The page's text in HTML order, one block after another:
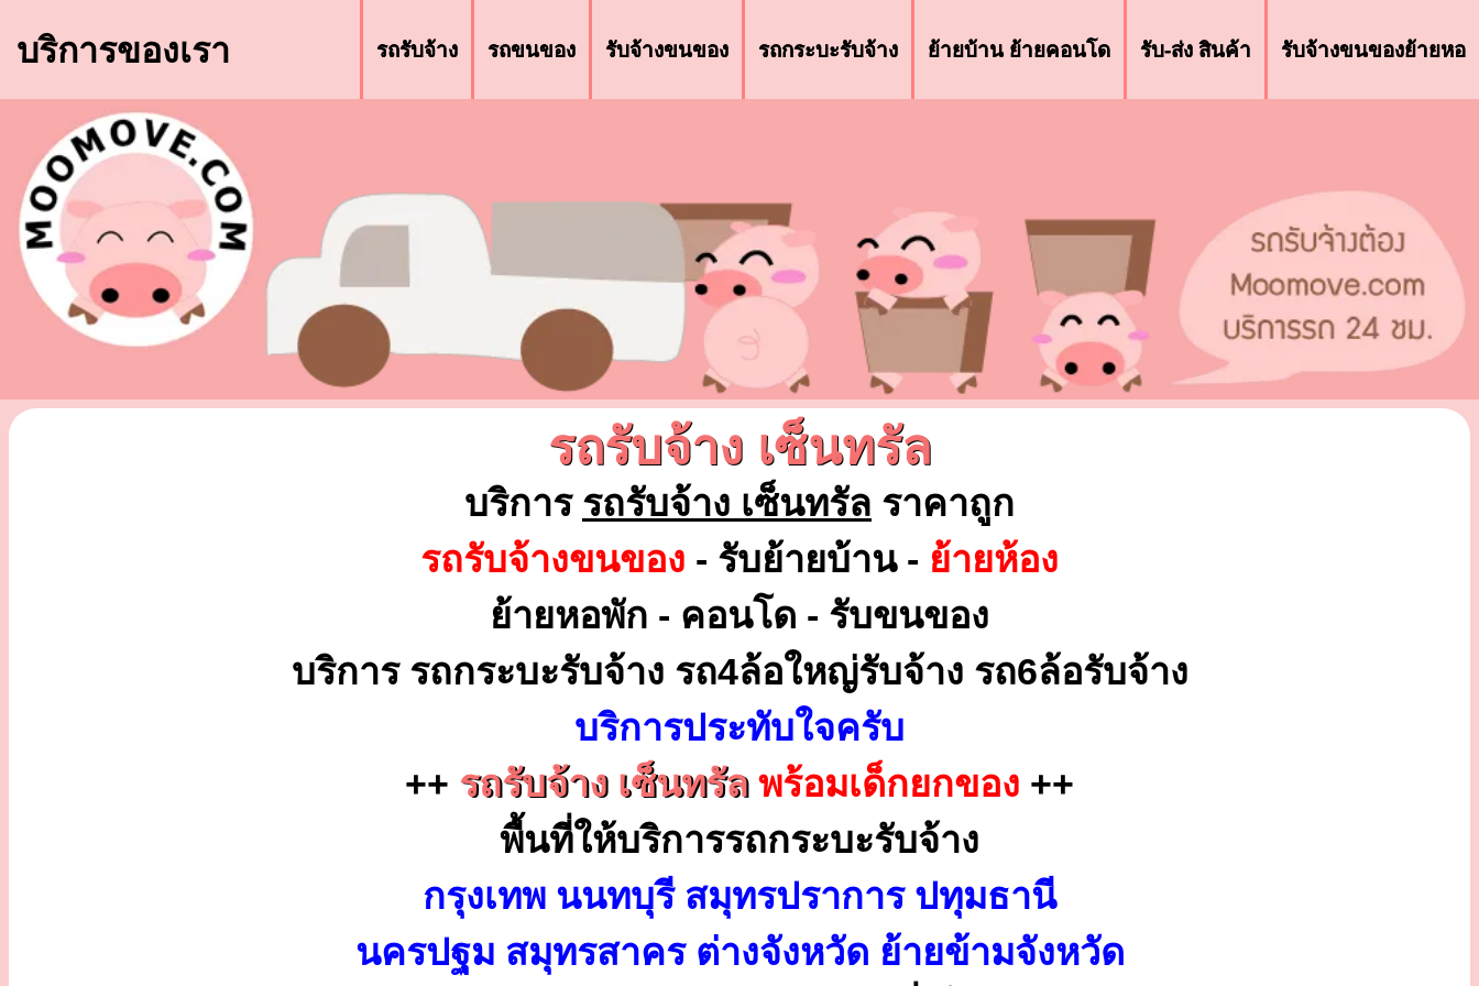
บริการของเรา รถรับจ้าง รถขนของ รับจ้างขนของ รถกระบะรับจ้าง ย้ายบ้าน ย้ายคอนโด รับ-ส่ง สินค้า รับจ้างขนของย้ายหอ
รถรับจ้าง เซ็นทรัล
บริการ รถรับจ้าง เซ็นทรัล ราคาถูก
รถรับจ้างขนของ - รับย้ายบ้าน - ย้ายห้อง
ย้ายหอพัก - คอนโด - รับขนของ
บริการ รถกระบะรับจ้าง รถ4ล้อใหญ่รับจ้าง รถ6ล้อรับจ้าง
บริการประทับใจครับ
++ รถรับจ้าง เซ็นทรัล พร้อมเด็กยกของ ++
พื้นที่ให้บริการรถกระบะรับจ้าง
กรุงเทพ นนทบุรี สมุทรปราการ ปทุมธานี
นครปฐม สมุทรสาคร ต่างจังหวัด ย้ายข้ามจังหวัด